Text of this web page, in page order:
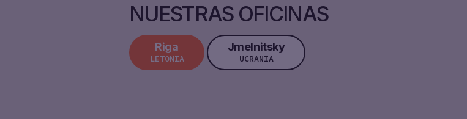
NUESTRAS OFICINAS
Riga
LETONIA
Jmelnitsky
UCRANIA